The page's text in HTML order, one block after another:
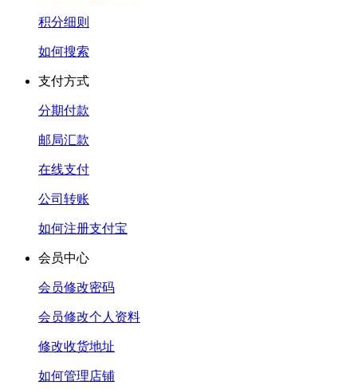
积分细则
如何搜索
支付方式
分期付款
邮局汇款
在线支付
公司转账
如何注册支付宝
会员中心
会员修改密码
会员修改个人资料
修改收货地址
如何管理店铺